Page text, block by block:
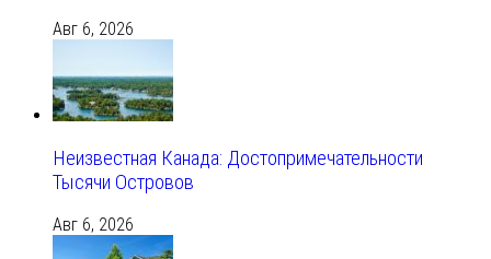
Авг 6, 2026
Неизвестная Канада: Достопримечательности
Тысячи Островов
Авг 6, 2026